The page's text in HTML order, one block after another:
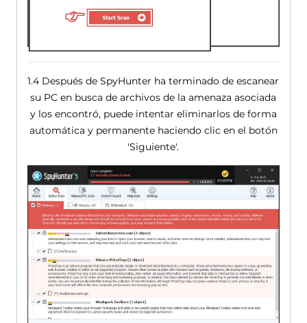
1.4 Después de SpyHunter ha terminado de escanear
su PC en busca de archivos de la amenaza asociada
y los encontró, puede intentar eliminarlos de forma
automática y permanente haciendo clic en el botón
'Siguiente'.